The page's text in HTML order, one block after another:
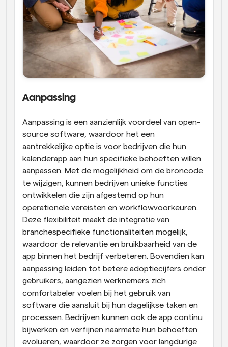
Aanpassing
Aanpassing is een aanzienlijk voordeel van open-
source software, waardoor het een
aantrekkelijke optie is voor bedrijven die hun
kalenderapp aan hun specifieke behoeften willen
aanpassen. Met de mogelijkheid om de broncode
te wijzigen, kunnen bedrijven unieke functies
ontwikkelen die zijn afgestemd op hun
operationele vereisten en workflowvoorkeuren.
Deze flexibiliteit maakt de integratie van
branchespecifieke functionaliteiten mogelijk,
waardoor de relevantie en bruikbaarheid van de
app binnen het bedrijf verbeteren. Bovendien kan
aanpassing leiden tot betere adoptiecijfers onder
gebruikers, aangezien werknemers zich
comfortabeler voelen bij het gebruik van
software die aansluit bij hun dagelijkse taken en
processen. Bedrijven kunnen ook de app continu
bijwerken en verfijnen naarmate hun behoeften
evolueren, waardoor ze zorgen voor langdurige